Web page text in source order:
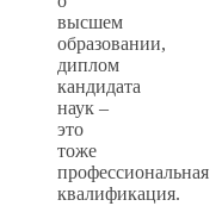
высшем
образовании,
диплом
кандидата
наук –
это
тоже
профессиональная
квалификация.